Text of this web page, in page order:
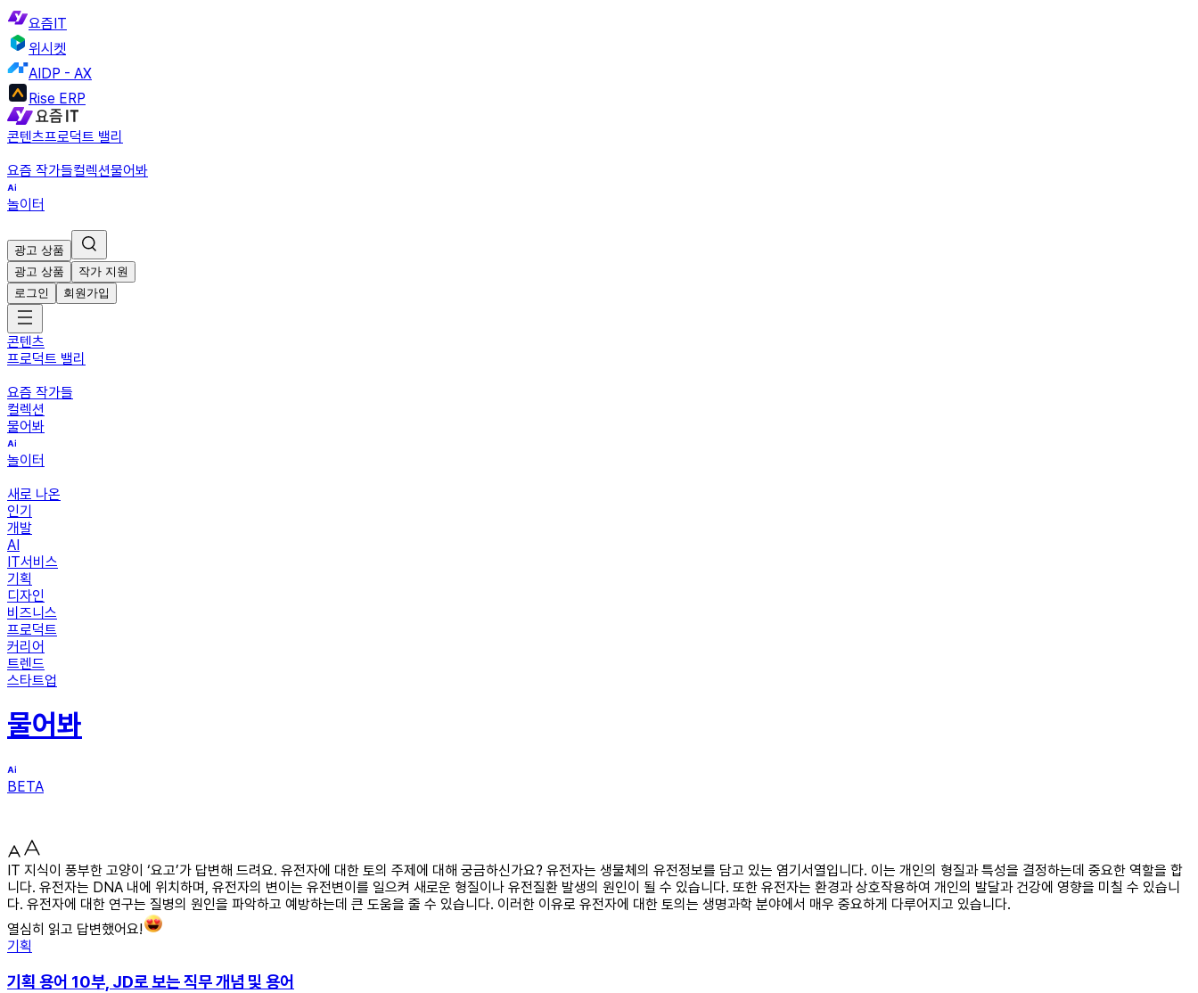
요즘IT
위시켓
AIDP - AX
Rise ERP
콘텐츠프로덕트 밸리
요즘 작가들컬렉션물어봐
놀이터
광고 상품
광고 상품
작가 지원
로그인
회원가입
콘텐츠
프로덕트 밸리
요즘 작가들
컬렉션
물어봐
놀이터
새로 나온
인기
개발
AI
IT서비스
기획
디자인
비즈니스
프로덕트
커리어
트렌드
스타트업
물어봐
BETA
IT 지식이 풍부한 고양이 ‘요고’가 답변해 드려요. 유전자에 대한 토의 주제에 대해 궁금하신가요? 유전자는 생물체의 유전정보를 담고 있는 염기서열입니다. 이는 개인의 형질과 특성을 결정하는데 중요한 역할을 합
니다. 유전자는 DNA 내에 위치하며, 유전자의 변이는 유전변이를 일으켜 새로운 형질이나 유전질환 발생의 원인이 될 수 있습니다. 또한 유전자는 환경과 상호작용하여 개인의 발달과 건강에 영향을 미칠 수 있습니
다. 유전자에 대한 연구는 질병의 원인을 파악하고 예방하는데 큰 도움을 줄 수 있습니다. 이러한 이유로 유전자에 대한 토의는 생명과학 분야에서 매우 중요하게 다루어지고 있습니다.
열심히 읽고 답변했어요!
기획
기획 용어 10부, JD로 보는 직무 개념 및 용어